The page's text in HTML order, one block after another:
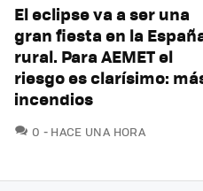
El eclipse va a ser una
gran fiesta en la
rural. Para AEMET el
riesgo es clarísimo:
incendios
0 COMENTARIOS
HACE UNA HORA